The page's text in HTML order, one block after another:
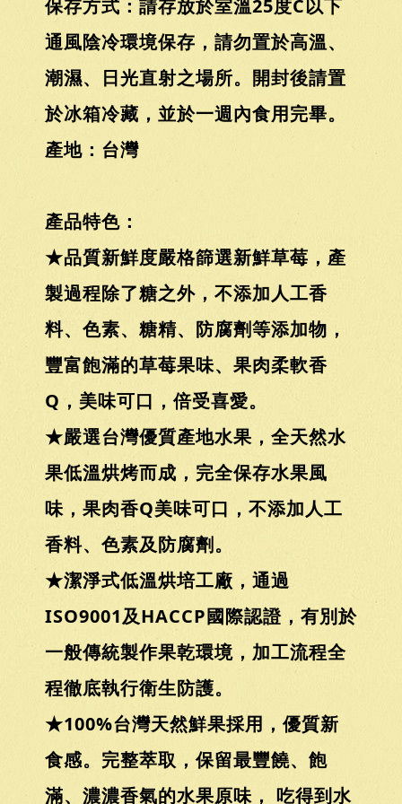
保存方式：請存放於室溫25度C以下
通風陰冷環境保存，請勿置於高溫、
潮濕、日光直射之場所。開封後請置
於冰箱冷藏，並於一週內食用完畢。
產地：台灣
產品特色：
★品質新鮮度嚴格篩選新鮮草莓，產
製過程除了糖之外，不添加人工香
料、色素、糖精、防腐劑等添加物，
豐富飽滿的草莓果味、果肉柔軟香
Q，美味可口，倍受喜愛。
★嚴選台灣優質產地水果，全天然水
果低溫烘烤而成，完全保存水果風
味，果肉香Q美味可口，不添加人工
香料、色素及防腐劑。
★潔淨式低溫烘培工廠，通過
ISO9001及HACCP國際認證，有別於
一般傳統製作果乾環境，加工流程全
程徹底執行衛生防護。
★100%台灣天然鮮果採用，優質新
食感。完整萃取，保留最豐饒、飽
滿、濃濃香氣的水果原味， 吃得到水